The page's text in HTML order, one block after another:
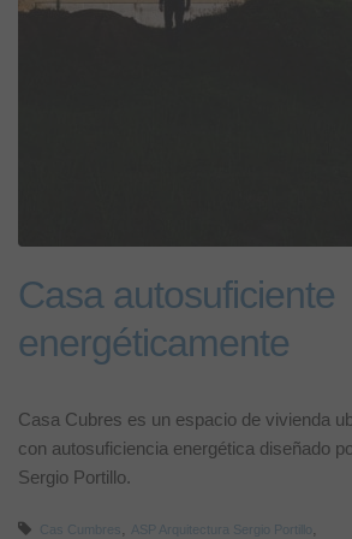
Casa autosuficiente
energéticamente
Casa Cubres es un espacio de vivienda
con autosuficiencia energética diseñado
Sergio Portillo.
Cas Cumbres ASP Arquitectura Sergio Portillo